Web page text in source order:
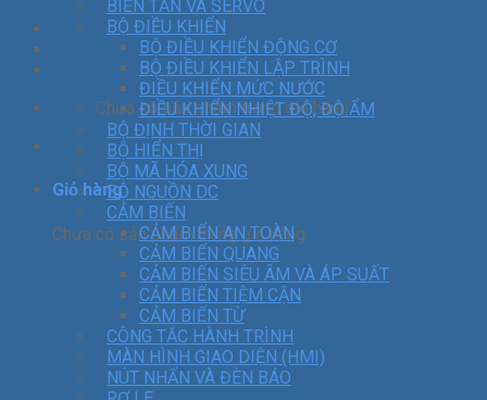
Chưa có sản phẩm trong giỏ hàng.
Giỏ hàng
Chưa có sản phẩm trong giỏ hàng.
BIẾN TẦN VÀ SERVO
BỘ ĐIỀU KHIỂN
BỘ ĐIỀU KHIỂN ĐỘNG CƠ
BỘ ĐIỀU KHIỂN LẬP TRÌNH
ĐIỀU KHIỂN MỨC NƯỚC
ĐIỀU KHIỂN NHIỆT ĐỘ, ĐỘ ẨM
BỘ ĐỊNH THỜI GIAN
BỘ HIỂN THỊ
BỘ MÃ HÓA XUNG
BỘ NGUỒN DC
CẢM BIẾN
CẢM BIẾN AN TOÀN
CẢM BIẾN QUANG
CẢM BIẾN SIÊU ÂM VÀ ÁP SUẤT
CẢM BIẾN TIỆM CẬN
CẢM BIẾN TỪ
CÔNG TẮC HÀNH TRÌNH
MÀN HÌNH GIAO DIỆN (HMI)
NÚT NHẤN VÀ ĐÈN BÁO